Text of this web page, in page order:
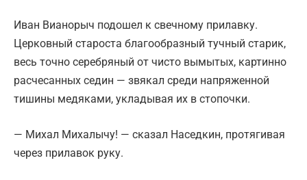
Иван Вианорыч подошел к свечному прилавку.
Церковный староста благообразный тучный старик,
весь точно серебряный от чисто вымытых, картинно
расчесанных седин — звякал среди напряженной
тишины медяками, укладывая их в стопочки.
— Михал Михалычу! — сказал Наседкин, протягивая
через прилавок руку.